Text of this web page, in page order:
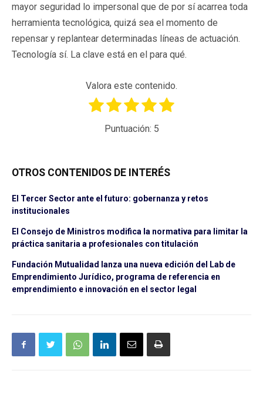
mayor seguridad lo impersonal que de por sí acarrea toda
herramienta tecnológica, quizá sea el momento de
repensar y replantear determinadas líneas de actuación.
Tecnología sí. La clave está en el para qué.
Valora este contenido.
Puntuación: 5
OTROS CONTENIDOS DE INTERÉS
El Tercer Sector ante el futuro: gobernanza y retos
institucionales
El Consejo de Ministros modifica la normativa para limitar la
práctica sanitaria a profesionales con titulación
Fundación Mutualidad lanza una nueva edición del Lab de
Emprendimiento Jurídico, programa de referencia en
emprendimiento e innovación en el sector legal